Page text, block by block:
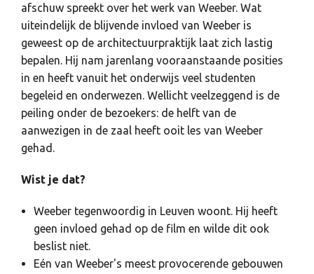
afschuw spreekt over het werk van Weeber. Wat
uiteindelijk de blijvende invloed van Weeber is
geweest op de architectuurpraktijk laat zich lastig
bepalen. Hij nam jarenlang vooraanstaande posities
in en heeft vanuit het onderwijs veel studenten
begeleid en onderwezen. Wellicht veelzeggend is de
peiling onder de bezoekers: de helft van de
aanwezigen in de zaal heeft ooit les van Weeber
gehad.
Wist je dat?
Weeber tegenwoordig in Leuven woont. Hij heeft
geen invloed gehad op de film en wilde dit ook
beslist niet.
Eén van Weeber's meest provocerende gebouwen